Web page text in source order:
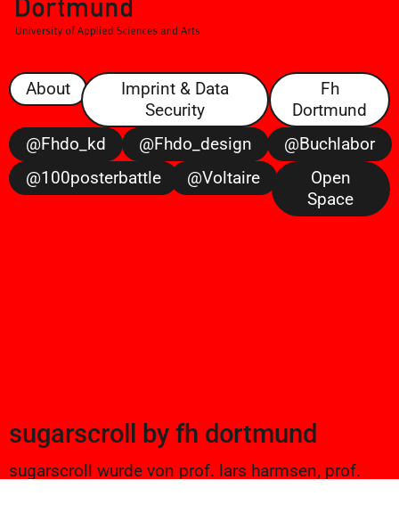
About
Imprint & Data
Security
Fh
Dortmund
@fhdo_kd
@fhdo_design
@buchlabor
@100posterbattle
@voltaire
Open
Space
sugarscroll by fh dortmund
sugarscroll wurde von prof. lars harmsen, prof.